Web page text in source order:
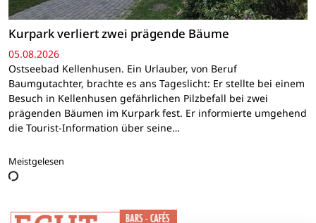
Kurpark verliert zwei prägende Bäume
05.08.2026
Ostseebad Kellenhusen. Ein Urlauber, von Beruf
Baumgutachter, brachte es ans Tageslicht: Er stellte bei einem
Besuch in Kellenhusen gefährlichen Pilzbefall bei zwei
prägenden Bäumen im Kurpark fest. Er informierte umgehend
die Tourist-Information über seine…
Meistgelesen